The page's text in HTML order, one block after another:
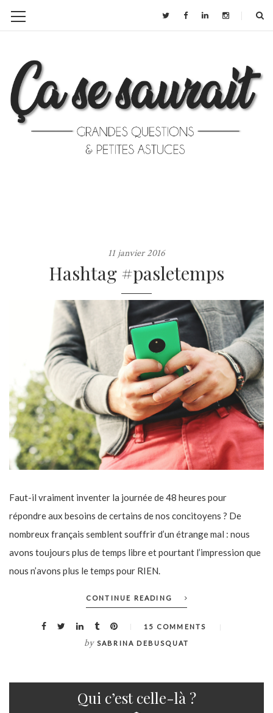
11 janvier 2016
Hashtag #pasletemps
Faut-il vraiment inventer la journée de 48 heures pour
répondre aux besoins de certains de nos concitoyens ? De
nombreux français semblent souffrir d’un étrange mal : nous
avons toujours plus de temps libre et pourtant l’impression que
nous n’avons plus le temps pour RIEN.
CONTINUE READING
15 COMMENTS
by SABRINA DEBUSQUAT
Qui c’est celle-là ?